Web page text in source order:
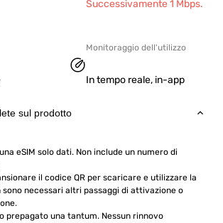
Successivamente 1 Mbps.
Monitoraggio dell'utilizzo
In tempo reale, in-app
sul prodotto
eSIM solo dati. Non include un numero di
il codice QR per scaricare e utilizzare la
sono necessari altri passaggi di attivazione o
prepagato una tantum. Nessun rinnovo